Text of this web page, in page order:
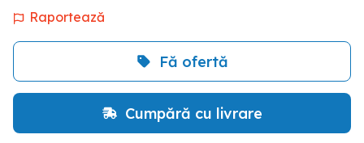
Raportează
Fă ofertă
Cumpără cu livrare